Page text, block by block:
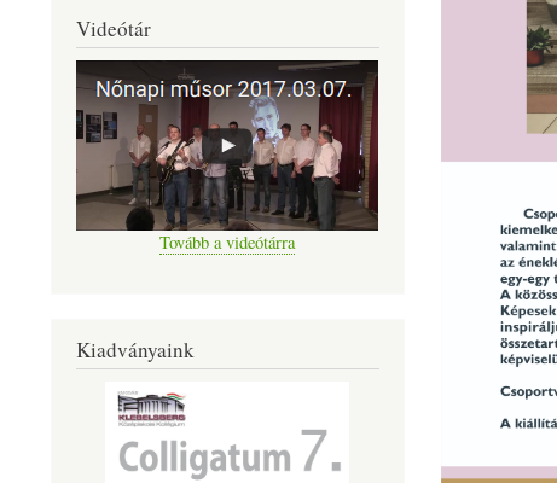
Videótár
Tovább a videótárra
Kiadványaink